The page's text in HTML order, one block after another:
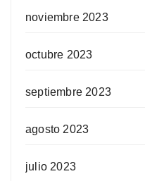
noviembre 2023
octubre 2023
septiembre 2023
agosto 2023
julio 2023